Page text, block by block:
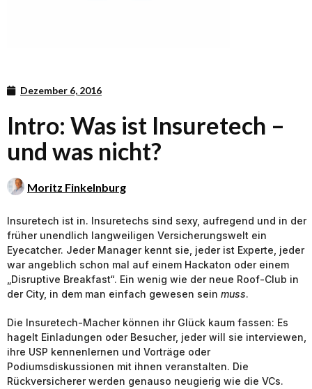
Dezember 6, 2016
Intro: Was ist Insuretech –
und was nicht?
Moritz Finkelnburg
Insuretech ist in. Insuretechs sind sexy, aufregend und in der
früher unendlich langweiligen Versicherungswelt ein
Eyecatcher. Jeder Manager kennt sie, jeder ist Experte, jeder
war angeblich schon mal auf einem Hackaton oder einem
„Disruptive Breakfast“. Ein wenig wie der neue Roof-Club in
der City, in dem man einfach gewesen sein muss.
Die Insuretech-Macher können ihr Glück kaum fassen: Es
hagelt Einladungen oder Besucher, jeder will sie interviewen,
ihre USP kennenlernen und Vorträge oder
Podiumsdiskussionen mit ihnen veranstalten. Die
Rückversicherer werden genauso neugierig wie die VCs.